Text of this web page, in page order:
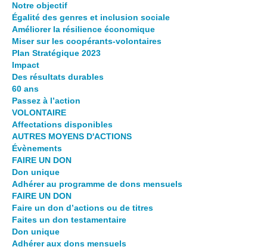
Notre objectif
Égalité des genres et inclusion sociale
Améliorer la résilience économique
Miser sur les coopérants-volontaires
Plan Stratégique 2023
Impact
Des résultats durables
60 ans
Passez à l’action
VOLONTAIRE
Affectations disponibles
AUTRES MOYENS D'ACTIONS
Évènements
FAIRE UN DON
Don unique
Adhérer au programme de dons mensuels
FAIRE UN DON
Faire un don d’actions ou de titres
Faites un don testamentaire
Don unique
Adhérer aux dons mensuels